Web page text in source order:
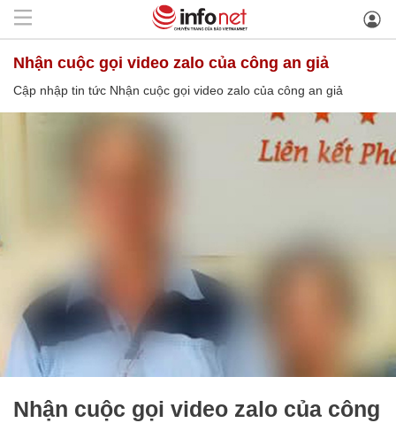
Nhận cuộc gọi video zalo của công an giả
Cập nhập tin tức Nhận cuộc gọi video zalo của công an giả
Nhận cuộc gọi video zalo của công